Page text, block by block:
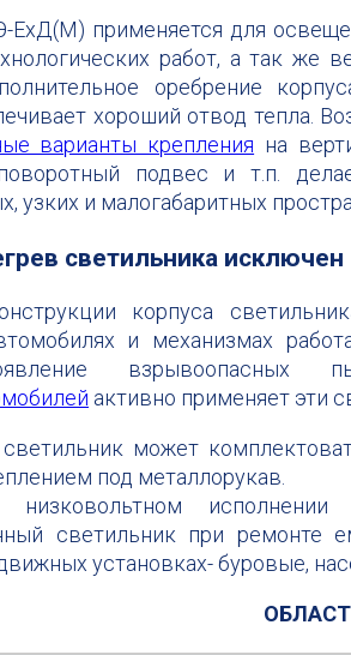
ЕхД(М) применяется для
работ, а так же
оребрение
хороший отвод тепла.
варианты крепления на
подвес и т.п.
узких и малогабаритных
светильника
корпуса
и механизмах
активно применяет эти
светильник может
под металлорукав.
светильник при ремонте
установках- буровые,